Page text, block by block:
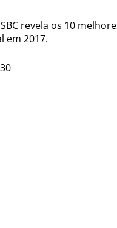
revela os 10
em 2017.